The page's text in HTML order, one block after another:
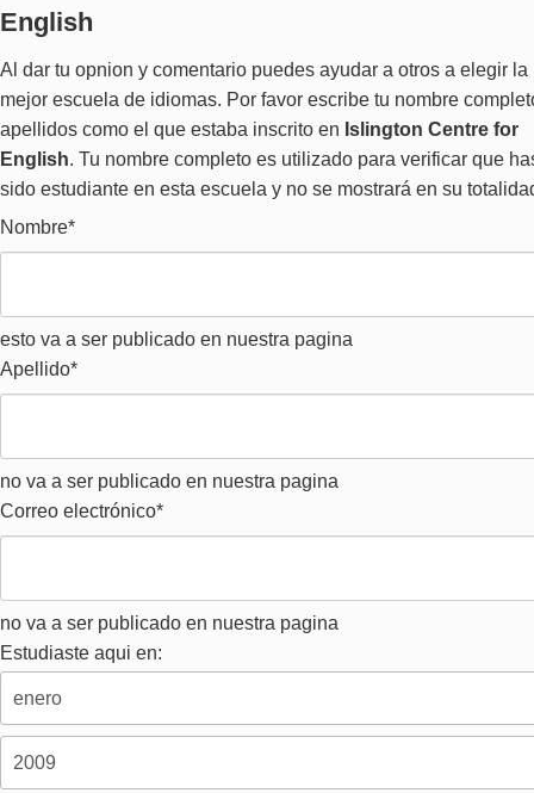
English
Al dar tu opnion y comentario puedes ayudar a otros a elegir la
mejor escuela de idiomas. Por favor escribe tu nombre
apellidos como el que estaba inscrito en Islington Centre for
English. Tu nombre completo es utilizado para verificar que
sido estudiante en esta escuela y no se mostrará en su
Nombre*
esto va a ser publicado en nuestra pagina
Apellido*
no va a ser publicado en nuestra pagina
Correo electrónico*
no va a ser publicado en nuestra pagina
Estudiaste aqui en: